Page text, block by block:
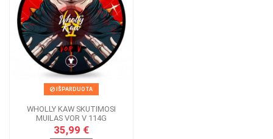
IŠPARDUOTA
WHOLLY KAW SKUTIMOSI
MUILAS VOR V 114G
35,99 €